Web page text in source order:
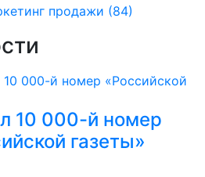
продажи (84)
10 000-й номер
газеты»